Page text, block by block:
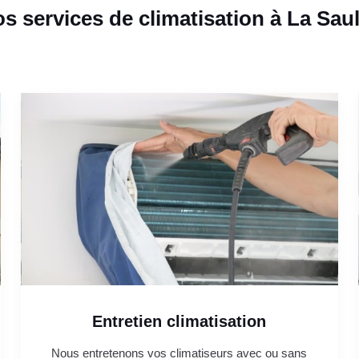
services de climatisation à La
Entretien climatisation
Nous entretenons vos climatiseurs avec ou sans